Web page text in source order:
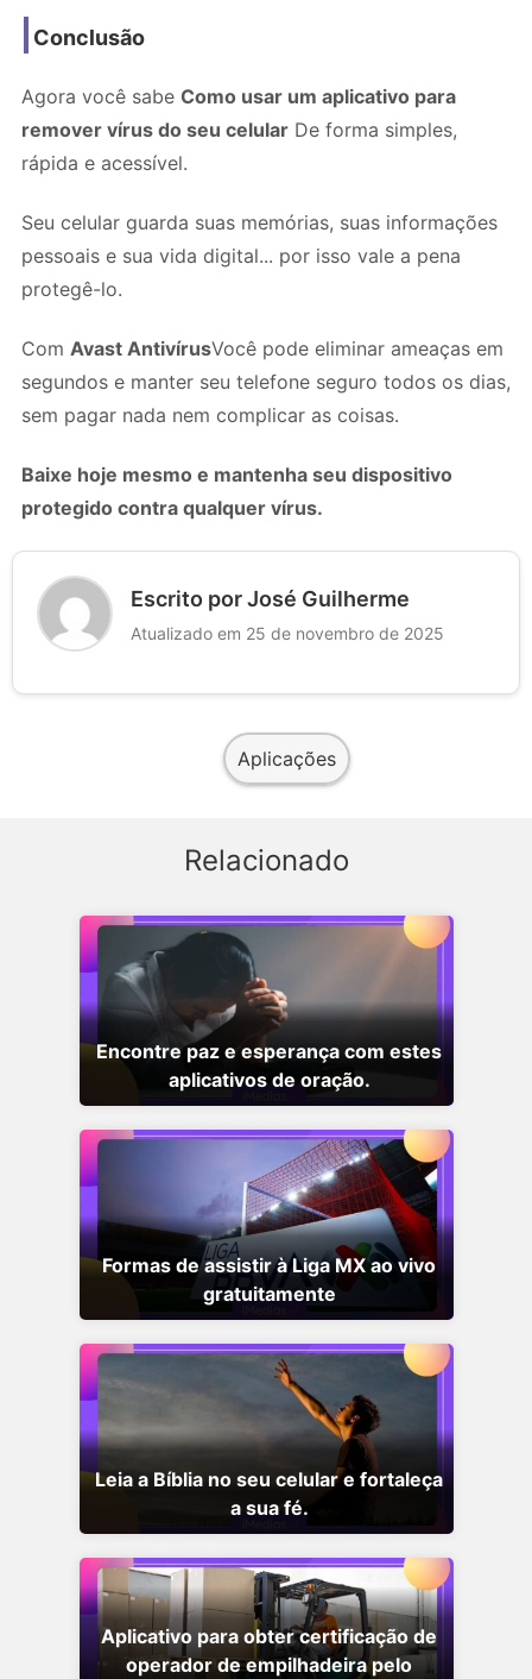
Conclusão
Agora você sabe Como usar um aplicativo para
remover vírus do seu celular De forma simples,
rápida e acessível.
Seu celular guarda suas memórias, suas informações
pessoais e sua vida digital... por isso vale a pena
protegê-lo.
Com Avast AntivírusVocê pode eliminar ameaças em
segundos e manter seu telefone seguro todos os dias,
sem pagar nada nem complicar as coisas.
Baixe hoje mesmo e mantenha seu dispositivo
protegido contra qualquer vírus.
Escrito por José Guilherme
Atualizado em 25 de novembro de 2025
Aplicações
Relacionado
Encontre paz e esperança com estes
aplicativos de oração.
Formas de assistir à Liga MX ao vivo
gratuitamente
Leia a Bíblia no seu celular e fortaleça
a sua fé.
Aplicativo para obter certificação de
operador de empilhadeira pelo